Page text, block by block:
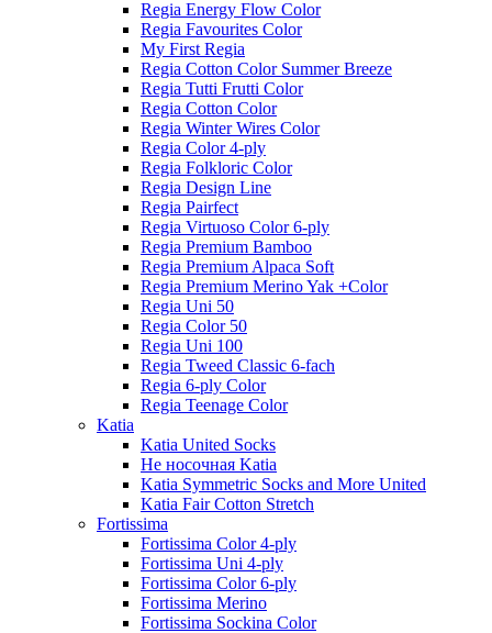
Regia Energy Flow Color
Regia Favourites Color
My First Regia
Regia Cotton Color Summer Breeze
Regia Tutti Frutti Color
Regia Cotton Color
Regia Winter Wires Color
Regia Color 4-ply
Regia Folkloric Color
Regia Design Line
Regia Pairfect
Regia Virtuoso Color 6-ply
Regia Premium Bamboo
Regia Premium Alpaca Soft
Regia Premium Merino Yak +Color
Regia Uni 50
Regia Color 50
Regia Uni 100
Regia Tweed Classic 6-fach
Regia 6-ply Color
Regia Teenage Color
Katia
Katia United Socks
Не носочная Katia
Katia Symmetric Socks and More United
Katia Fair Cotton Stretch
Fortissima
Fortissima Color 4-ply
Fortissima Uni 4-ply
Fortissima Color 6-ply
Fortissima Merino
Fortissima Sockina Color